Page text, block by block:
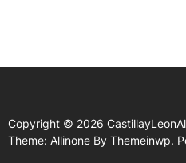
Copyright © 2026
Theme: Allinone By Themeinwp.